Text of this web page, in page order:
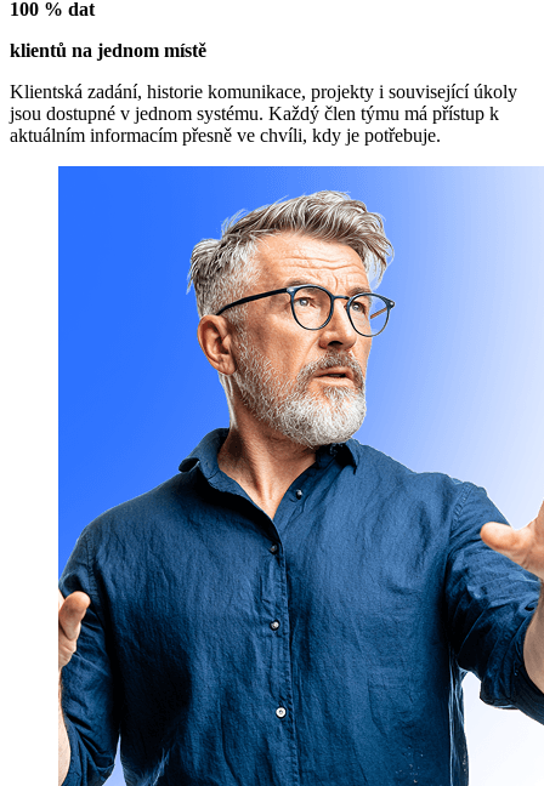
100 % dat
klientů na jednom místě
Klientská zadání, historie komunikace, projekty i související úkoly
jsou dostupné v jednom systému. Každý člen týmu má přístup k
aktuálním informacím přesně ve chvíli, kdy je potřebuje.